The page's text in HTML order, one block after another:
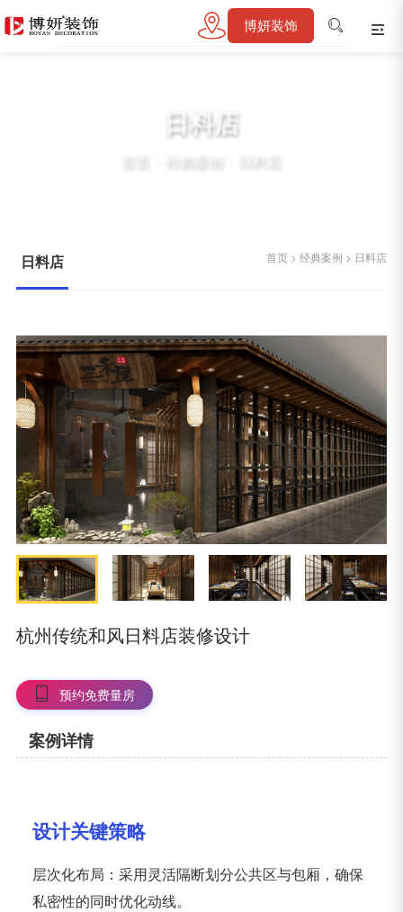
博妍装饰
日料店
首页 经典案例 日料店
日料店 首页 >经典案例 > 日料店
杭州传统和风日料店装修设计
预约免费量房
案例详情
设计关键策略
层次化布局：采用灵活隔断划分公共区与包厢，确保
私密性的同时优化动线。